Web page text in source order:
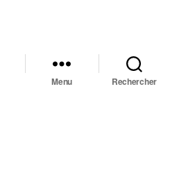
Menu Rechercher